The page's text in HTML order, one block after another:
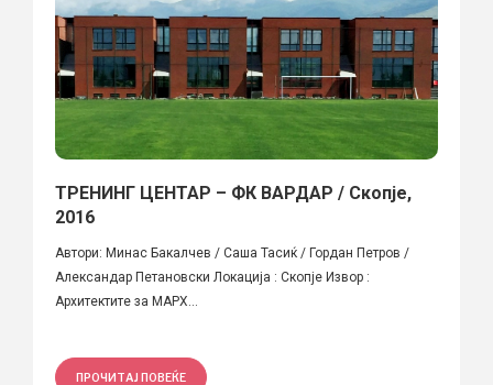
TРЕНИНГ ЦЕНТАР – ФК ВАРДАР / Скопје,
2016
Автори: Минас Бакалчев / Саша Тасиќ / Гордан Петров /
Александар Петановски Локација : Скопје Извор :
Архитектите за МАРХ...
ПРОЧИТАЈ ПОВЕЌЕ